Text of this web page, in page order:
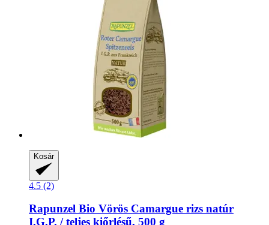
Kosár
4.5 (2)
Rapunzel Bio Vörös Camargue rizs natúr
I.G.P. / teljes kiőrlésű, 500 g